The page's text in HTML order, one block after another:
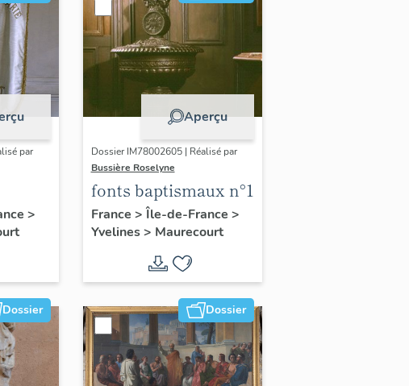
par
>
Aperçu
Dossier IM78002605 | Réalisé par
Bussière Roselyne
fonts baptismaux n°1
France > Île-de-France >
Yvelines> Maurecourt
Dossier Dossier